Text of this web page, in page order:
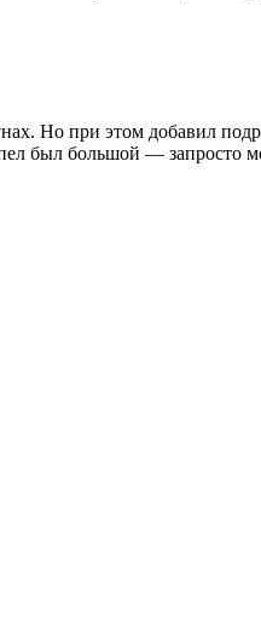
Но при этом добавил
был большой — запросто